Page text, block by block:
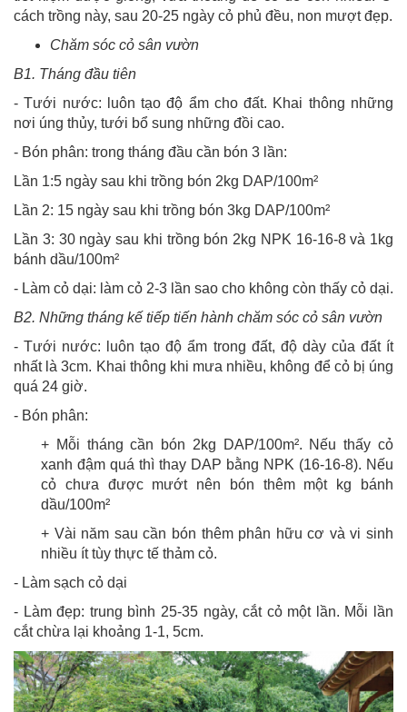
cách trồng này, sau 20-25 ngày cỏ phủ đều, non mượt đẹp.
Chăm sóc cỏ sân vườn
B1. Tháng đầu tiên
- Tưới nước: luôn tạo độ ẩm cho đất. Khai thông những
nơi úng thủy, tưới bổ sung những đồi cao.
- Bón phân: trong tháng đầu cần bón 3 lần:
Lần 1:5 ngày sau khi trồng bón 2kg DAP/100m²
Lần 2: 15 ngày sau khi trồng bón 3kg DAP/100m²
Lần 3: 30 ngày sau khi trồng bón 2kg NPK 16-16-8 và 1kg
bánh dầu/100m²
- Làm cỏ dại: làm cỏ 2-3 lần sao cho không còn thấy cỏ dại.
B2. Những tháng kế tiếp tiến hành chăm sóc cỏ sân vườn
- Tưới nước: luôn tạo độ ẩm trong đất, độ dày của đất ít
nhất là 3cm. Khai thông khi mưa nhiều, không để cỏ bị úng
quá 24 giờ.
- Bón phân:
+ Mỗi tháng cần bón 2kg DAP/100m². Nếu thấy cỏ
xanh đậm quá thì thay DAP bằng NPK (16-16-8). Nếu
cỏ chưa được mướt nên bón thêm một kg bánh
dầu/100m²
+ Vài năm sau cần bón thêm phân hữu cơ và vi sinh
nhiều ít tùy thực tế thảm cỏ.
- Làm sạch cỏ dại
- Làm đẹp: trung bình 25-35 ngày, cắt cỏ một lần. Mỗi lần
cắt chừa lại khoảng 1-1, 5cm.